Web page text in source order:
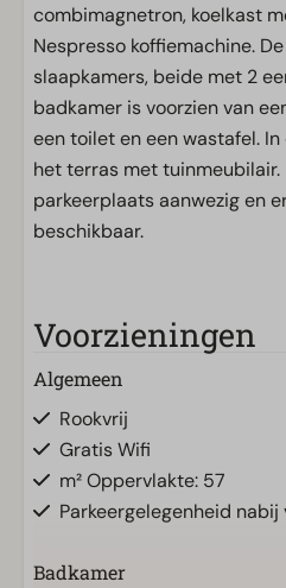
combimagnetron, koelkast
Nespresso koffiemachine.
slaapkamers, beide met 2
badkamer is voorzien van
een toilet en een wastafel.
het terras met tuinmeubilair.
parkeerplaats aanwezig en
beschikbaar.
Voorzieningen
Algemeen
Rookvrij
Gratis Wifi
m² Oppervlakte: 57
Parkeergelegenheid
Badkamer